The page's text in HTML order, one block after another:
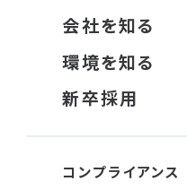
会社を知る
環境を知る
新卒採用
コンプライアンス